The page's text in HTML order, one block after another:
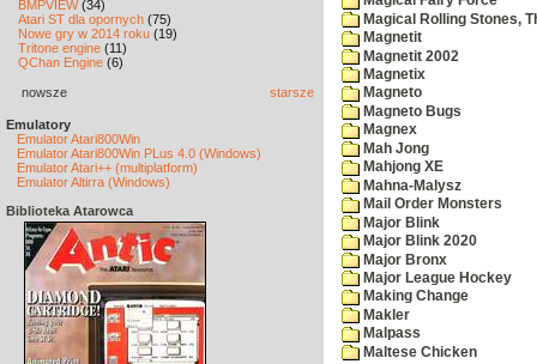
BMPVIEW(34)
Atari ST dla opornych (75)
Nowe gry w 2014 roku (19)
Tritone engine (11)
QChan Engine (6)
nowsze starsze
Emulatory
Emulator Atari800Win
Emulator Atari800Win PLus 4.0 (Windows)
Emulator Atari++ (multiplatform)
Emulator Altirra (Windows)
Biblioteka Atarowca
Magical Rolling Stones,
Magnetit
Magnetit 2002
Magnetix
Magneto
Magneto Bugs
Magnex
Mah Jong
Mahjong XE
Mahna-Malysz
Mail Order Monsters
Major Blink
Major Blink 2020
Major Bronx
Major League Hockey
Making Change
Makler
Malpass
Maltese Chicken